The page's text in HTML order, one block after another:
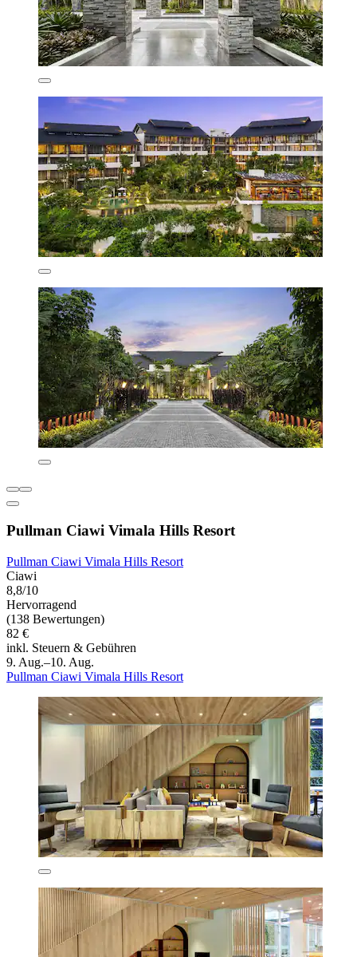
Pullman Ciawi Vimala Hills Resort
Pullman Ciawi Vimala Hills Resort
Ciawi
8,8/10
Hervorragend
(138 Bewertungen)
82 €
inkl. Steuern & Gebühren
9. Aug.–10. Aug.
Pullman Ciawi Vimala Hills Resort